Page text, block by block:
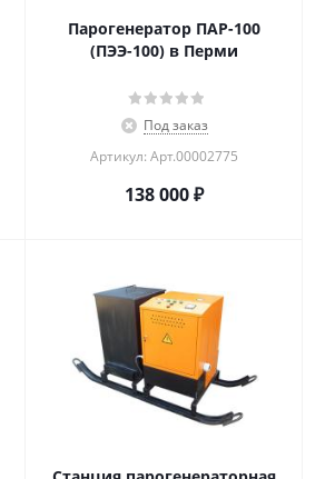
Парогенератор ПАР-100
(ПЭЭ-100) в Перми
Под заказ
Артикул: Арт.00002775
138 000₽